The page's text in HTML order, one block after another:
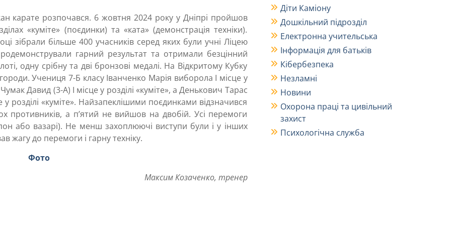
карате розпочався. 6 жовтня 2024 року у Дніпрі пройшов
«куміте» (поєдинки) та «ката» (демонстрація техніки).
зібрали більше 400 учасників серед яких були учні Ліцею
гарний результат та отримали безцінний
одну срібну та дві бронзові медалі. На Відкритому Кубку
Учениця 7-Б класу Іванченко Марія виборола І місце у
Чумак Давид (3-А) І місце у розділі «куміте», а Денькович Тарас
у розділі «куміте». Найзапеклішими поєдинками відзначився
противників, а п’ятий не вийшов на двобій. Усі перемоги
або вазарі). Не менш захоплюючі виступи були і у інших
жагу до перемоги і гарну техніку.
Фото
Максим Козаченко, тренер
Діти Каміону
Дошкільний підрозділ
Електронна учительська
Інформація для батьків
Кібербезпека
Незламні
Новини
Охорона праці та цивільний
захист
Психологічна служба